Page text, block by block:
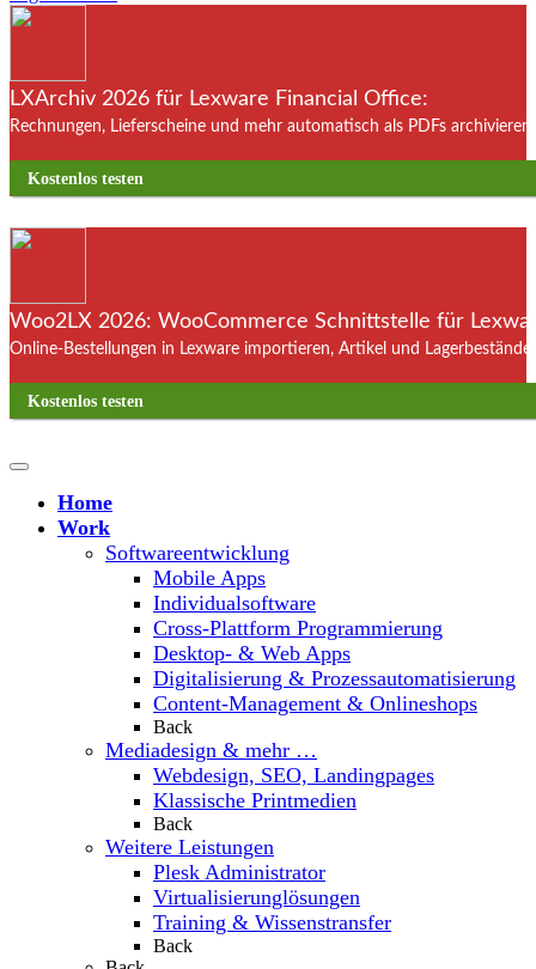
LXArchiv 2026 für Lexware Financial Office:
Rechnungen, Lieferscheine und mehr automatisch als PDFs
Kostenlos testen
Woo2LX 2026: WooCommerce Schnittstelle für
Online-Bestellungen in Lexware importieren, Artikel und
Kostenlos testen
Home
Work
Softwareentwicklung
Mobile Apps
Individualsoftware
Cross-Plattform Programmierung
Desktop- & Web Apps
Digitalisierung & Prozessautomatisierung
Content-Management & Onlineshops
Back
Mediadesign & mehr …
Webdesign, SEO, Landingpages
Klassische Printmedien
Back
Weitere Leistungen
Plesk Administrator
Virtualisierunglösungen
Training & Wissenstransfer
Back